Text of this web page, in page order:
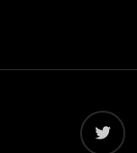
twitter